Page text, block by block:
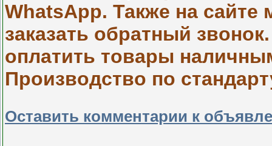
WhatsApp. Также на
заказать обратный
оплатить товары
Производство по
Оставить комментарии к